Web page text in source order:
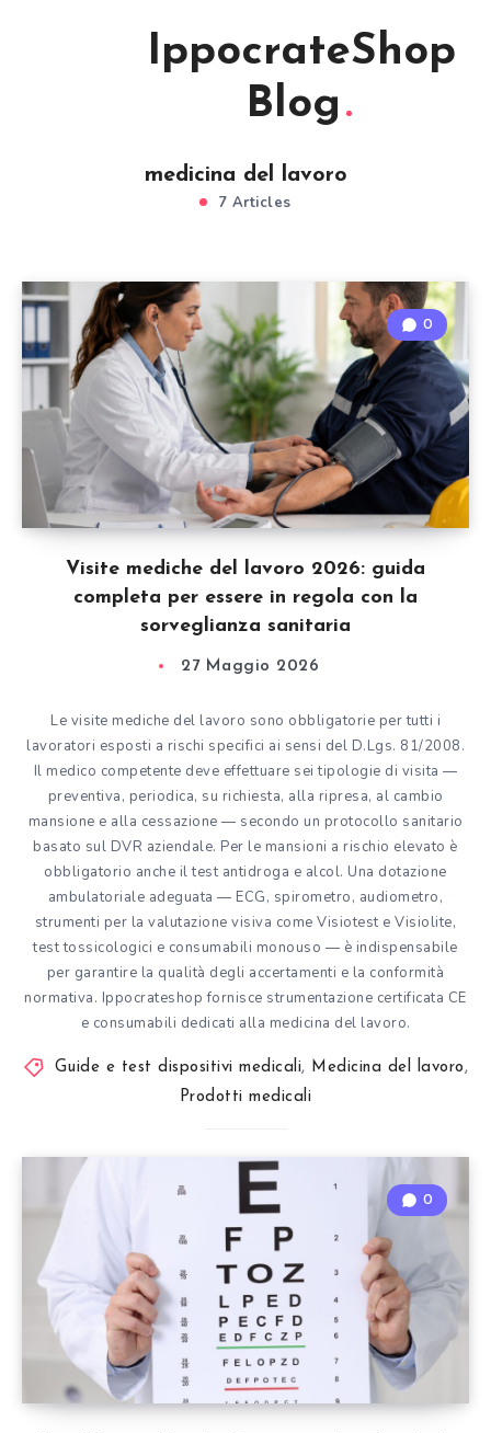
IppocrateShop
Blog
medicina del lavoro
7 Articles
Visite mediche del lavoro 2026: guida
completa per essere in regola con la
sorveglianza sanitaria
0
27 Maggio 2026
Le visite mediche del lavoro sono obbligatorie per tutti i
lavoratori esposti a rischi specifici ai sensi del D.Lgs. 81/2008.
Il medico competente deve effettuare sei tipologie di visita —
preventiva, periodica, su richiesta, alla ripresa, al cambio
mansione e alla cessazione — secondo un protocollo sanitario
basato sul DVR aziendale. Per le mansioni a rischio elevato è
obbligatorio anche il test antidroga e alcol. Una dotazione
ambulatoriale adeguata — ECG, spirometro, audiometro,
strumenti per la valutazione visiva come Visiotest e Visiolite,
test tossicologici e consumabili monouso — è indispensabile
per garantire la qualità degli accertamenti e la conformità
normativa. Ippocrateshop fornisce strumentazione certificata CE
e consumabili dedicati alla medicina del lavoro.
Guide e test dispositivi medicali, Medicina del lavoro,
Prodotti medicali
0